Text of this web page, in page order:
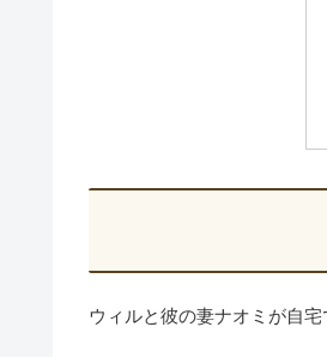
ウィルと彼の妻ナオミが自宅